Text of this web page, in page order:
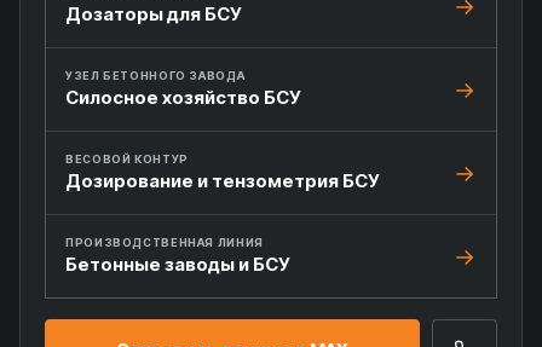
Дозаторы для БСУ
УЗЕЛ БЕТОННОГО ЗАВОДА
Силосное хозяйство БСУ
ВЕСОВОЙ КОНТУР
Дозирование и тензометрия БСУ
ПРОИЗВОДСТВЕННАЯ ЛИНИЯ
Бетонные заводы и БСУ